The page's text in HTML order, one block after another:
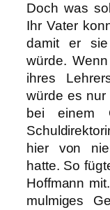
Doch was
Ihr Vater
damit er
würde.
ihres
würde es nur
bei einem
hier von
hatte. So
Hoffmann
mulmiges